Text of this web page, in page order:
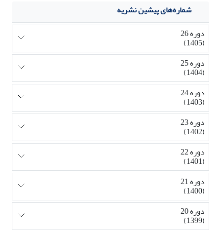
شماره‌های پیشین نشریه
دوره 26
(1405)
دوره 25
(1404)
دوره 24
(1403)
دوره 23
(1402)
دوره 22
(1401)
دوره 21
(1400)
دوره 20
(1399)